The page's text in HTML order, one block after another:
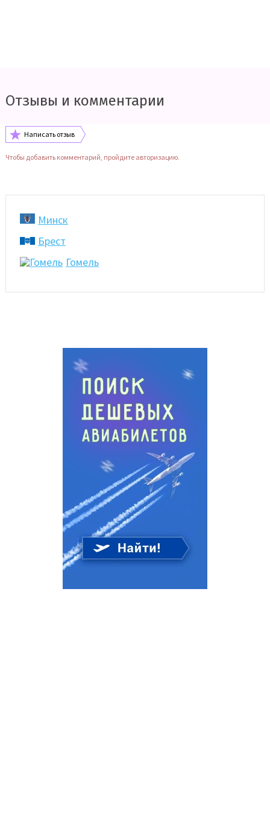
Отзывы и комментарии
Написать отзыв
Чтобы добавить комментарий, пройдите авторизацию.
Минск
Брест
Гомель